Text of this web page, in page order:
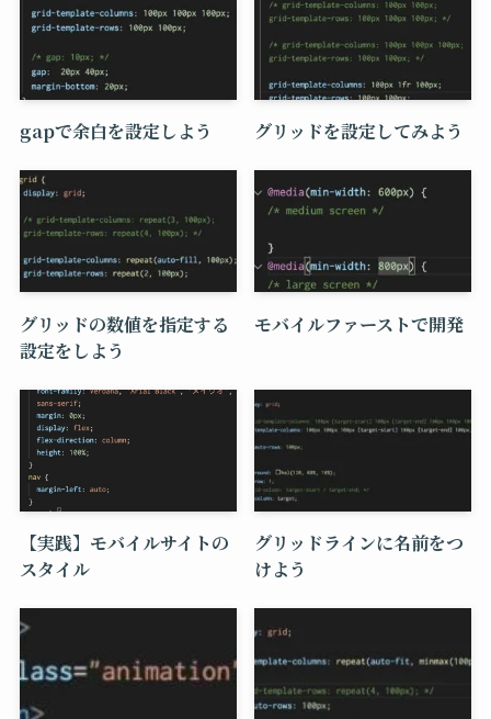
gapで余白を設定しよう グリッドを設定してみよう
グリッドの数値を指定する
設定をしよう
モバイルファーストで開発
【実践】モバイルサイトの
スタイル
グリッドラインに名前をつ
けよう